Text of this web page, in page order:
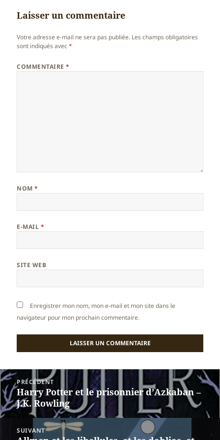
Laisser un commentaire
Votre adresse e-mail ne sera pas publiée. Les champs obligatoires
sont indiqués avec*
COMMENTAIRE*
NOM*
E-MAIL *
SITE WEB
Enregistrer mon nom, mon e-mail et mon site dans le
navigateur pour mon prochain commentaire.
Navigation
de
l’article
PRÉCÉDENT
Article
précédent :
Harry Potter et le prisonnier d’Azkaban –
J.K. Rowling
SUIVANT